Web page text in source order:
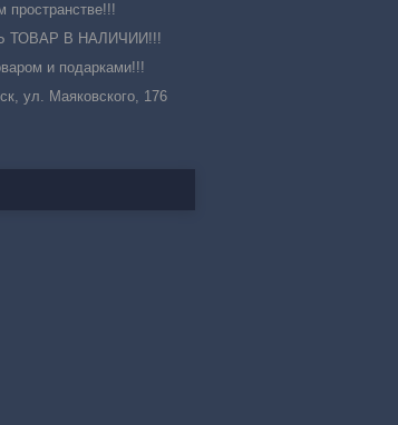
пространстве!!!
ТОВАР В НАЛИЧИИ!!!
и подарками!!!
ул. Маяковского, 176